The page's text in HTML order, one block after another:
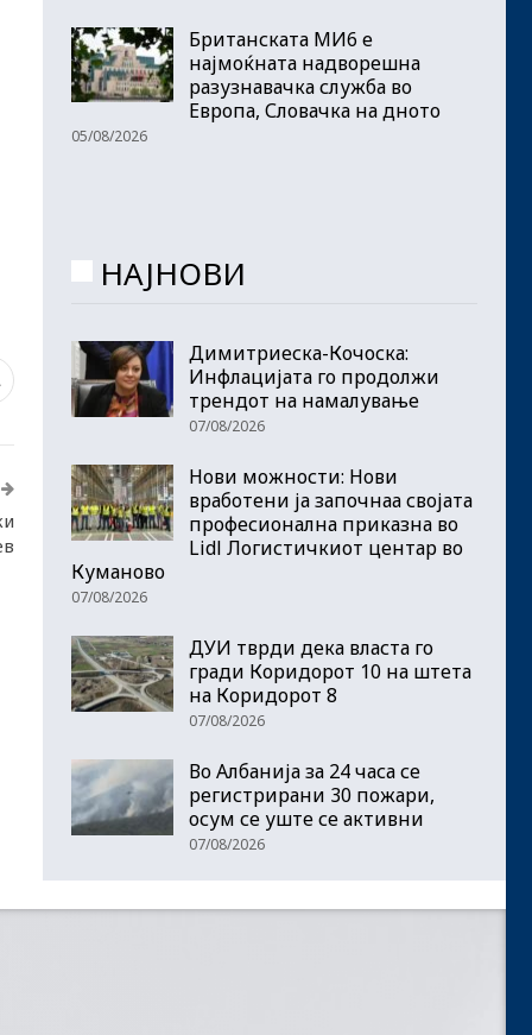
Британската МИ6 е
најмоќната надворешна
разузнавачка служба во
Европа, Словачка на дното
05/08/2026
НАЈНОВИ
Димитриеска-Кочоска:
Инфлацијата го продолжи
трендот на намалување
07/08/2026
Нови можности: Нови
вработени ја започнаа својата
професионална приказна во
Lidl Логистичкиот центар во
Куманово
07/08/2026
ДУИ тврди дека власта го
гради Коридорот 10 на штета
на Коридорот 8
07/08/2026
Во Албанија за 24 часа се
регистрирани 30 пожари,
осум се уште се активни
07/08/2026